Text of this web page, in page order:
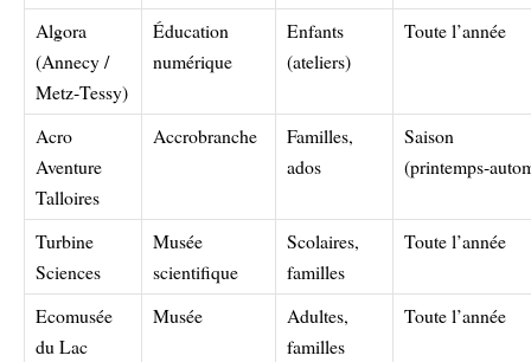
Algora
(Annecy /
Metz‑Tessy)
Éducation
numérique
Enfants
(ateliers)
Toute l’année
Acro
Aventure
Talloires
Accrobranche
Familles,
ados
Saison
Turbine
Sciences
Musée
scientifique
Scolaires,
familles
Toute l’année
Ecomusée
du Lac
Musée
Adultes,
familles
Toute l’année